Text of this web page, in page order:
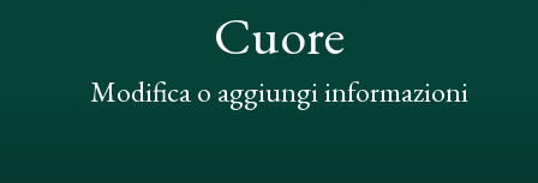
Cuore
Modifica o aggiungi informazioni